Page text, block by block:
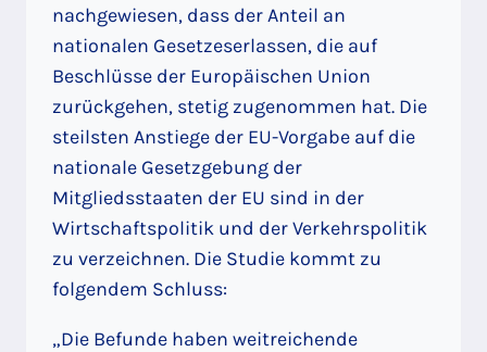
nachgewiesen, dass der Anteil an
nationalen Gesetzeserlassen, die auf
Beschlüsse der Europäischen Union
zurückgehen, stetig zugenommen hat. Die
steilsten Anstiege der EU-Vorgabe auf die
nationale Gesetzgebung der
Mitgliedsstaaten der EU sind in der
Wirtschaftspolitik und der Verkehrspolitik
zu verzeichnen. Die Studie kommt zu
folgendem Schluss:
„Die Befunde haben weitreichende